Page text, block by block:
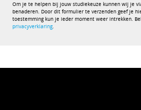
Om je te helpen bij jouw studiekeuze kunnen wij je
benaderen. Door dit formulier te verzenden geef je
toestemming kun je ieder moment weer intrekken.
privacyverklaring.